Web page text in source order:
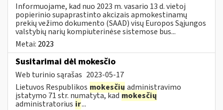
Informuojame, kad nuo 2023 m. vasario 13 d. vietoj
popierinio supaprastinto akcizais apmokestinamų
prekių vežimo dokumento (SAAD) visų Europos Sąjungos
valstybių narių kompiuterinėse sistemose bus...
Metai: 2023
Susitarimai dėl mokesčio
Web turinio sąrašas 2023-05-17
Lietuvos Respublikos mokesčių administravimo
įstatymo 71 str. numatyta, kadmokesčių
administratorius ir...